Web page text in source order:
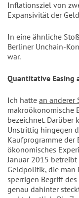
Inflationsziel von
Expansivität der
In eine ähnliche
Berliner Unchain-
war.
Quantitative Easing
Ich hatte an anderer
makroökonomische
bezeichnet. Darüber
Unstrittig hingegen
Kaufprogramme der
ökonomisches
Januar 2015
Geldpolitik, die man
sperrigen Begriff
genau dahinter